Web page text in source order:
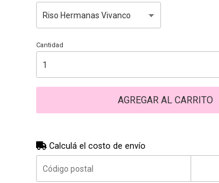
Cantidad
AGREGAR AL CARRITO
Calculá el costo de envío